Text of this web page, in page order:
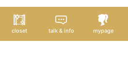
closet talk & info mypage